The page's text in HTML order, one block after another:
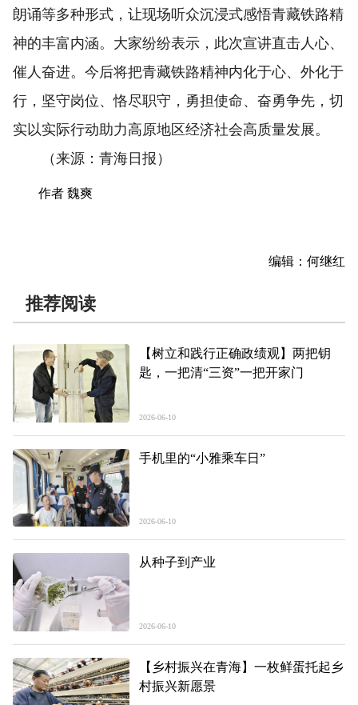
朗诵等多种形式，让现场听众沉浸式感悟青藏铁路精
神的丰富内涵。大家纷纷表示，此次宣讲直击人心、
催人奋进。今后将把青藏铁路精神内化于心、外化于
行，坚守岗位、恪尽职守，勇担使命、奋勇争先，切
实以实际行动助力高原地区经济社会高质量发展。
（来源：青海日报）
作者 魏爽
编辑：何继红
推荐阅读
【树立和践行正确政绩观】两把钥
匙，一把清“三资”一把开家门
2026-06-10
手机里的“小雅乘车日”
2026-06-10
从种子到产业
2026-06-10
【乡村振兴在青海】一枚鲜蛋托起乡
村振兴新愿景